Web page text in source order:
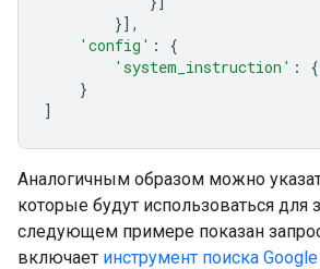
}],
'config' :
{
'system_instruction' : {
}
]
Аналогичным образом можно
которые будут использоваться для
следующем примере показан
включает инструмент поиска Google